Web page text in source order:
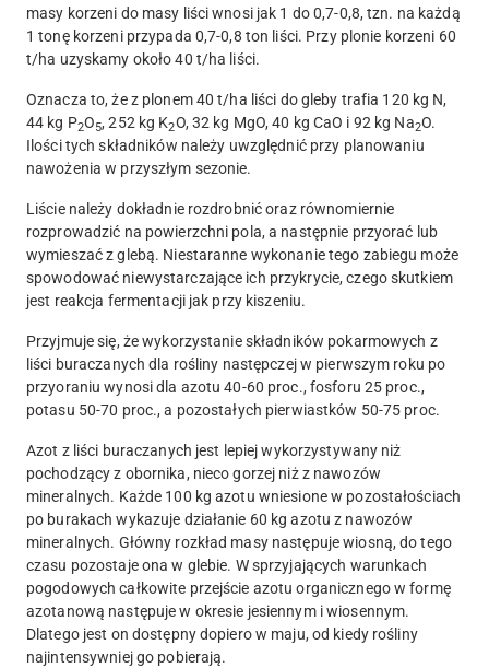
masy korzeni do masy liści wnosi jak 1 do 0,7-0,8, tzn. na każdą
1 tonę korzeni przypada 0,7-0,8 ton liści. Przy plonie korzeni 60
t/ha uzyskamy około 40 t/ha liści.
Oznacza to, że z plonem 40 t/ha liści do gleby trafia 120 kg N,
44 kg P2O5, 252 kg K2O, 32 kg MgO, 40 kg CaO i 92 kg Na2O.
Ilości tych składników należy uwzględnić przy planowaniu
nawożenia w przyszłym sezonie.
Liście należy dokładnie rozdrobnić oraz równomiernie
rozprowadzić na powierzchni pola, a następnie przyorać lub
wymieszać z glebą. Niestaranne wykonanie tego zabiegu może
spowodować niewystarczające ich przykrycie, czego skutkiem
jest reakcja fermentacji jak przy kiszeniu.
Przyjmuje się, że wykorzystanie składników pokarmowych z
liści buraczanych dla rośliny następczej w pierwszym roku po
przyoraniu wynosi dla azotu 40-60 proc., fosforu 25 proc.,
potasu 50-70 proc., a pozostałych pierwiastków 50-75 proc.
Azot z liści buraczanych jest lepiej wykorzystywany niż
pochodzący z obornika, nieco gorzej niż z nawozów
mineralnych. Każde 100 kg azotu wniesione w pozostałościach
po burakach wykazuje działanie 60 kg azotu z nawozów
mineralnych. Główny rozkład masy następuje wiosną, do tego
czasu pozostaje ona w glebie. W sprzyjających warunkach
pogodowych całkowite przejście azotu organicznego w formę
azotanową następuje w okresie jesiennym i wiosennym.
Dlatego jest on dostępny dopiero w maju, od kiedy rośliny
najintensywniej go pobierają.